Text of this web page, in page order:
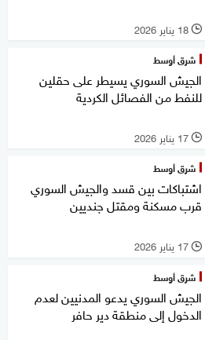
l 18 يناير 2026
شرق أوسط
الجيش السوري يسيطر على حقلين
للنفط من الفصائل الكردية
l 17 يناير 2026
شرق أوسط
اشتباكات بين قسد والجيش السوري
قرب مسكنة ومقتل جنديين
l 17 يناير 2026
شرق أوسط
الجيش السوري يدعو المدنيين لعدم
الدخول إلى منطقة دير حافر